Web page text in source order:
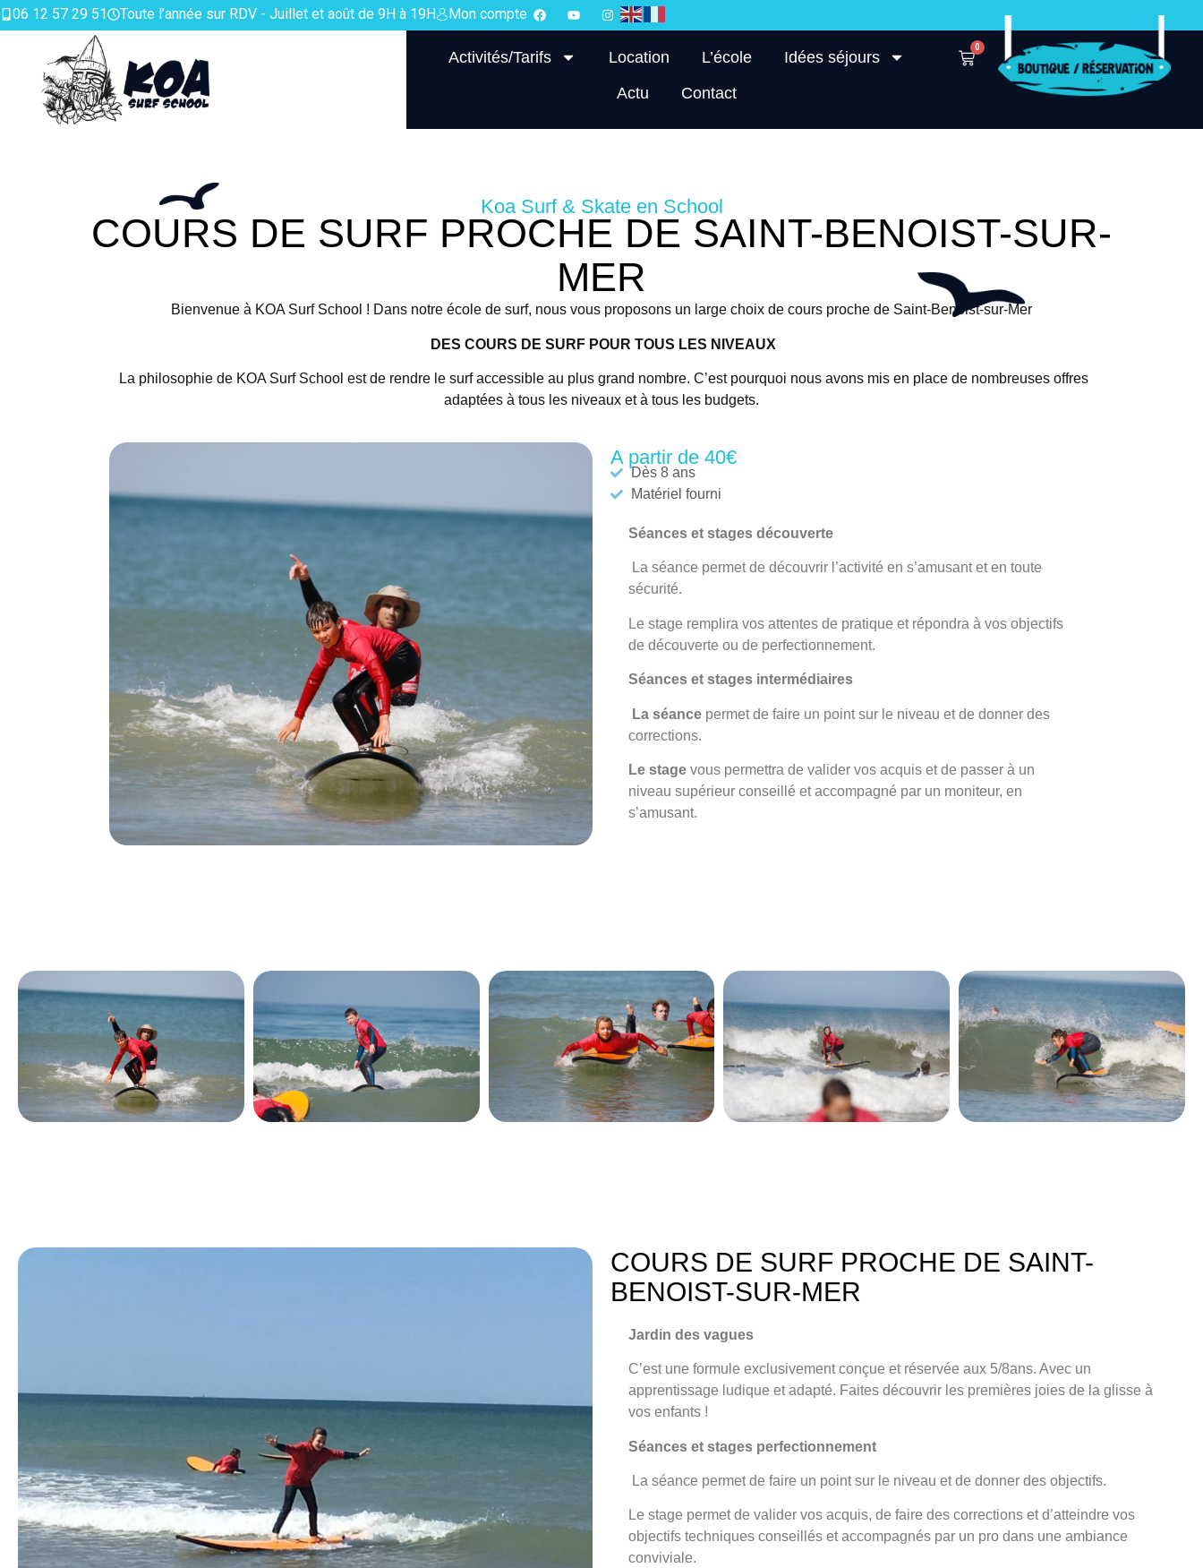
06 12 57 29 51 Toute l’année sur RDV - Juillet et août de 9H à 19H Mon compte
Activités/Tarifs Location L’école
Idées séjours
Actu
Contact
0
Koa Surf & Skate en School
COURS DE SURF PROCHE DE SAINT-BENOIST-SUR-
MER
Bienvenue à KOA Surf School ! Dans notre école de surf, nous vous proposons un large choix de cours proche de Saint-Benoist-sur-Mer
DES COURS DE SURF POUR TOUS LES NIVEAUX
La philosophie de KOA Surf School est de rendre le surf accessible au plus grand nombre. C’est pourquoi nous avons mis en place de nombreuses offres
adaptées à tous les niveaux et à tous les budgets.
A partir de 40€
Dès 8 ans
Matériel fourni
Séances et stages découverte
La séance permet de découvrir l’activité en s’amusant et en toute
sécurité.
Le stage remplira vos attentes de pratique et répondra à vos objectifs
de découverte ou de perfectionnement.
Séances et stages intermédiaires
La séance permet de faire un point sur le niveau et de donner des
corrections.
Le stage vous permettra de valider vos acquis et de passer à un
niveau supérieur conseillé et accompagné par un moniteur, en
s’amusant.
COURS DE SURF PROCHE DE SAINT-
BENOIST-SUR-MER
Jardin des vagues
C’est une formule exclusivement conçue et réservée aux 5/8ans. Avec un
apprentissage ludique et adapté. Faites découvrir les premières joies de la glisse à
vos enfants !
Séances et stages perfectionnement
La séance permet de faire un point sur le niveau et de donner des objectifs.
Le stage permet de valider vos acquis, de faire des corrections et d’atteindre vos
objectifs techniques conseillés et accompagnés par un pro dans une ambiance
conviviale.